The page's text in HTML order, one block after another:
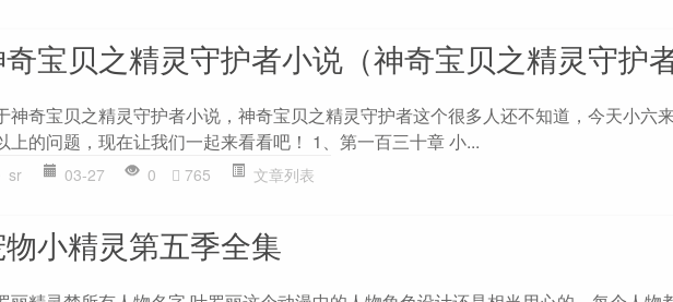
宝贝之精灵守护者小说（神奇宝贝之精灵守护者
神奇宝贝之精灵守护者小说，神奇宝贝之精灵守护者这个很多人还不知道，今天小六
上的问题，现在让我们一起来看看吧！ 1、第一百三十章 小...
sr 03-27 0 765 文章列表
小精灵第五季全集